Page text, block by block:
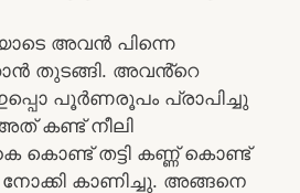
അവൻ പിന്നെ
തുടങ്ങി. അവൻ്റെ
പൂർണരൂപം പ്രാപിച്ചു
കണ്ട് നീലി
തട്ടി കണ്ണ് കൊണ്ട്
കാണിച്ചു. അങ്ങനെ